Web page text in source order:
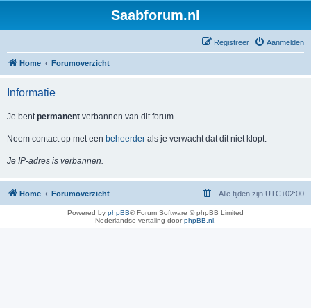
Saabforum.nl
Aanmelden
Registreer
Home Forumoverzicht
Informatie
Je bentpermanent verbannen van dit forum.
Neem contact op met een beheerder als je verwacht dat dit niet klopt.
Je IP-adres is verbannen.
Home Forumoverzicht Alle tijden zijn UTC+02:00
Powered by phpBB® Forum Software © phpBB Limited
Nederlandse vertaling doorphpBB.nl